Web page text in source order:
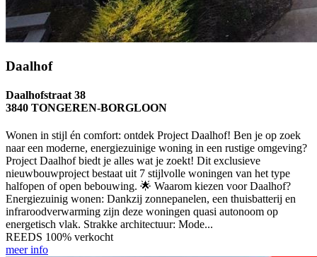
Daalhof
Daalhofstraat 38
3840 TONGEREN-BORGLOON
Wonen in stijl én comfort: ontdek Project Daalhof! Ben je op zoek
naar een moderne, energiezuinige woning in een rustige omgeving?
Project Daalhof biedt je alles wat je zoekt! Dit exclusieve
nieuwbouwproject bestaat uit 7 stijlvolle woningen van het type
halfopen of open bebouwing. 🌟 Waarom kiezen voor Daalhof?
Energiezuinig wonen: Dankzij zonnepanelen, een thuisbatterij en
infraroodverwarming zijn deze woningen quasi autonoom op
energetisch vlak. Strakke architectuur: Mode...
REEDS 100% verkocht
meer info